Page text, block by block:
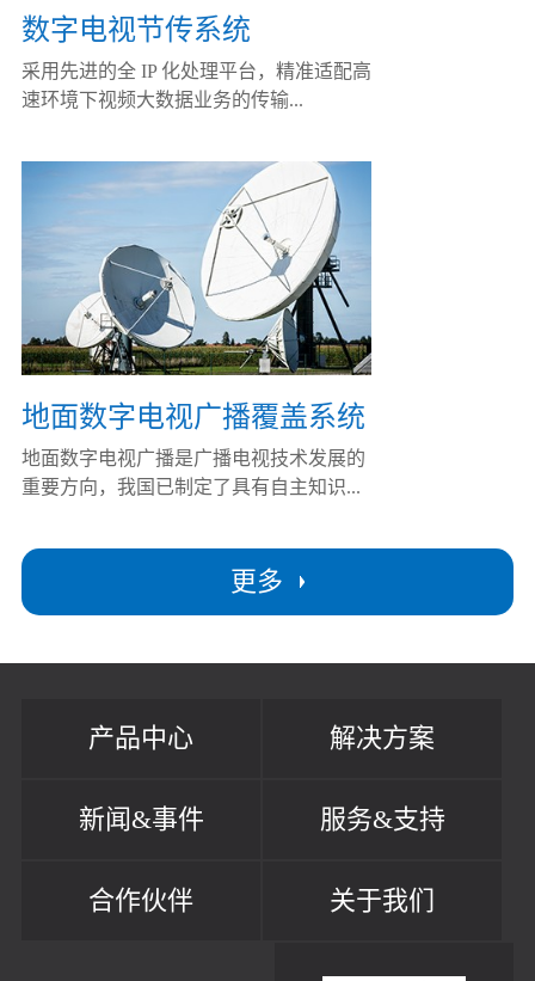
更多
数字电视节传系统
采用先进的全 IP 化处理平台，精准适配高
速环境下视频大数据业务的传输...
地面数字电视广播覆盖系统
地面数字电视广播是广播电视技术发展的
重要方向，我国已制定了具有自主知识...
产品中心 解决方案
新闻&事件 服务&支持
合作伙伴 关于我们